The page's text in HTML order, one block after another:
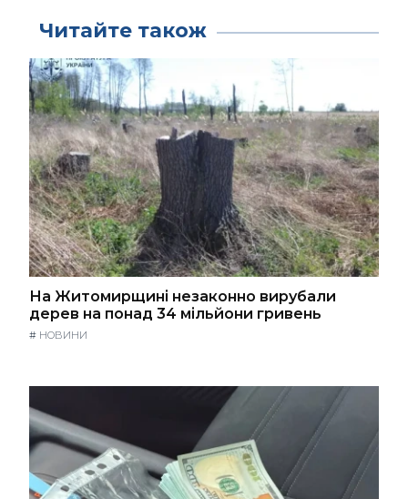
Читайте також
На Житомирщині незаконно вирубали
дерев на понад 34 мільйони гривень
# НОВИНИ